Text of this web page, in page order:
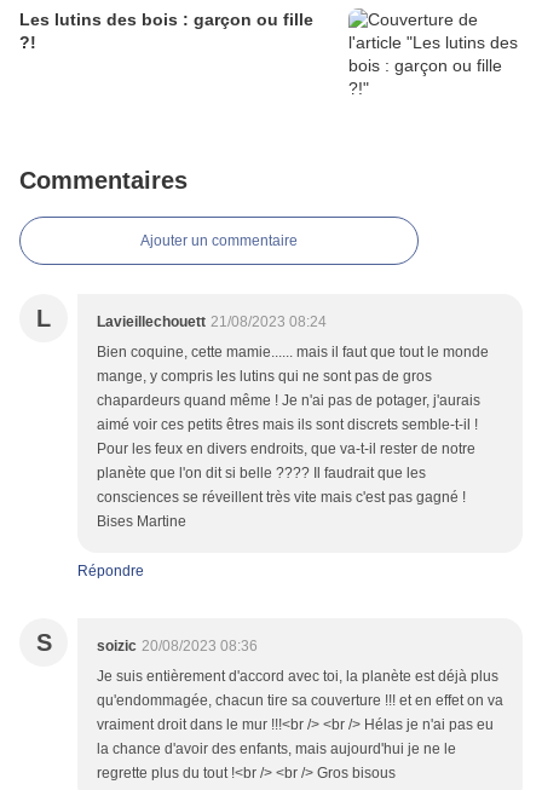
Les lutins des bois : garçon ou fille
?!
Commentaires
Ajouter un commentaire
L Lavieillechouett 21/08/2023 08:24
Bien coquine, cette mamie...... mais il faut que tout le monde
mange, y compris les lutins qui ne sont pas de gros
chapardeurs quand même ! Je n'ai pas de potager, j'aurais
aimé voir ces petits êtres mais ils sont discrets semble-t-il !
Pour les feux en divers endroits, que va-t-il rester de notre
planète que l'on dit si belle ???? Il faudrait que les
consciences se réveillent très vite mais c'est pas gagné !
Bises Martine
Répondre
S soizic 20/08/2023 08:36
Je suis entièrement d'accord avec toi, la planète est déjà plus
qu'endommagée, chacun tire sa couverture !!! et en effet on va
vraiment droit dans le mur !!!<br /> <br /> Hélas je n'ai pas eu
la chance d'avoir des enfants, mais aujourd'hui je ne le
regrette plus du tout !<br /> <br /> Gros bisous